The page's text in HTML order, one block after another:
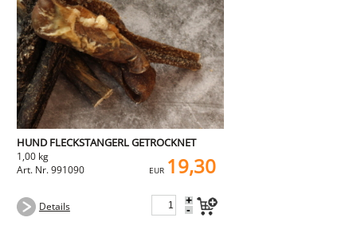
HUND FLECKSTANGERL GETROCKNET
1,00 kg
Art. Nr. 991090
EUR 19,30
Details +
-